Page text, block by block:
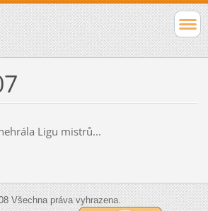
Ligu mistrů...
Všechna práva vyhrazena.